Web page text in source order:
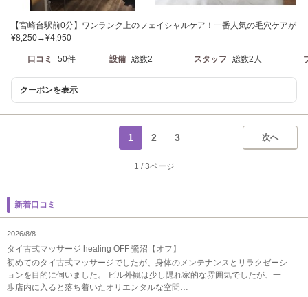
【宮崎台駅前0分】ワンランク上のフェイシャルケア！一番人気の毛穴ケアが
¥8,250→¥4,950
口コミ 50件 設備 総数2 スタッフ 総数2人
クーポンを表示
次へ
1 2 3
1 / 3ページ
新着口コミ
2026/8/8
タイ古式マッサージ healing OFF 鷺沼【オフ】
初めてのタイ古式マッサージでしたが、身体のメンテナンスとリラクゼーシ
ョンを目的に伺いました。 ビル外観は少し隠れ家的な雰囲気でしたが、一
歩店内に入ると落ち着いたオリエンタルな空間…